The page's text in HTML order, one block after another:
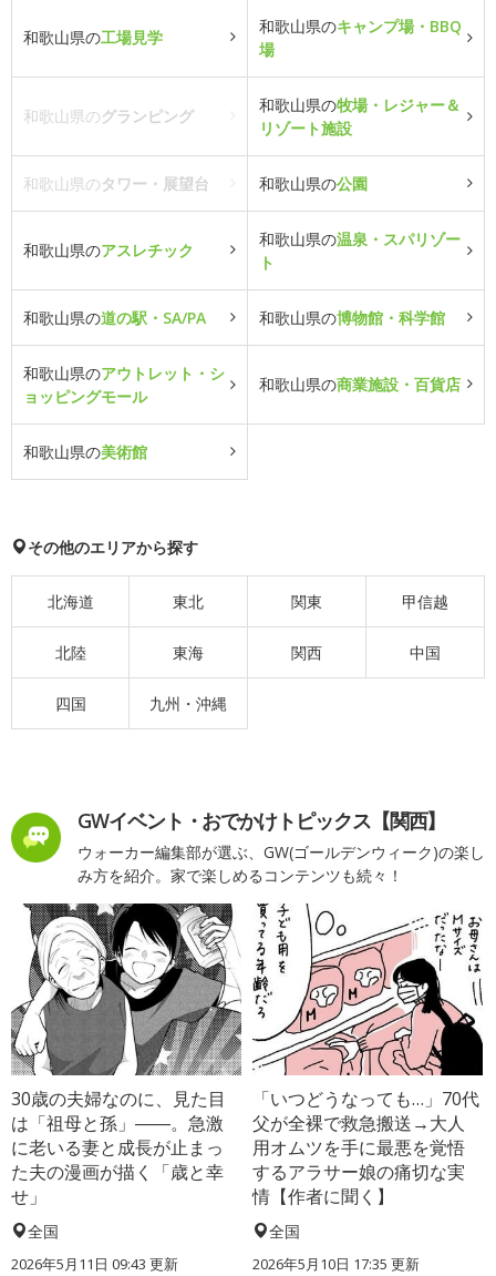
和歌山県の工場見学
和歌山県のキャンプ場・BBQ
場
和歌山県のグランピング
和歌山県の牧場・レジャー＆
リゾート施設
和歌山県のタワー・展望台 和歌山県の公園
和歌山県のアスレチック
和歌山県の温泉・スパリゾー
ト
和歌山県の道の駅・SA/PA 和歌山県の博物館・科学館
和歌山県のアウトレット・シ
ョッピングモール
和歌山県の商業施設・百貨店
和歌山県の美術館
その他のエリアから探す
北海道 東北 関東 甲信越
北陸 東海 関西 中国
四国 九州・沖縄
GWイベント・おでかけトピックス【関西】
ウォーカー編集部が選ぶ、GW(ゴールデンウィーク)の楽し
み方を紹介。家で楽しめるコンテンツも続々！
30歳の夫婦なのに、見た目
は「祖母と孫」――。急激
に老いる妻と成長が止まっ
た夫の漫画が描く「歳と幸
せ」
全国
2026年5月11日 09:43 更新
「いつどうなっても…」70代
父が全裸で救急搬送→大人
用オムツを手に最悪を覚悟
するアラサー娘の痛切な実
情【作者に聞く】
全国
2026年5月10日 17:35 更新